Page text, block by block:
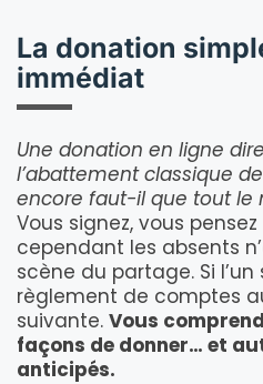
La donation
immédiat
Une donation en ligne
l’abattement classique
encore faut-il que tout le
Vous signez, vous
cependant les absents
scène du partage. Si l’un
règlement de comptes
suivante. Vous
façons de donner… et
anticipés.